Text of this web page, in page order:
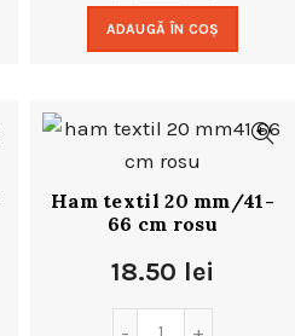
ADAUGĂ ÎN COȘ
Ham textil 20 mm/41-
66 cm rosu
18.50 lei